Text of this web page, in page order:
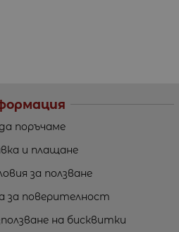
поръчаме
и плащане
за ползване
за поверителност
на бисквитки